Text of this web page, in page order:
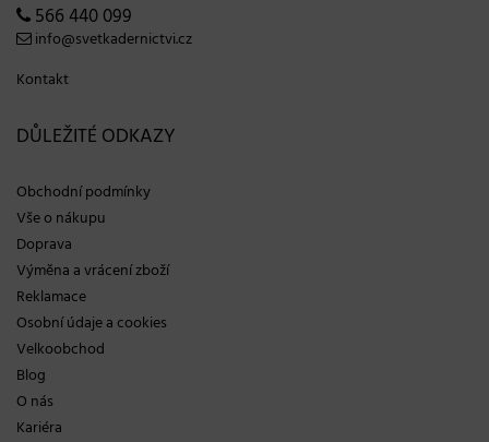
566 440 099
info@svetkadernictvi.cz
Kontakt
DŮLEŽITÉ ODKAZY
Obchodní podmínky
Vše o nákupu
Doprava
Výměna a vrácení zboží
Reklamace
Osobní údaje a cookies
Velkoobchod
Blog
O nás
Kariéra